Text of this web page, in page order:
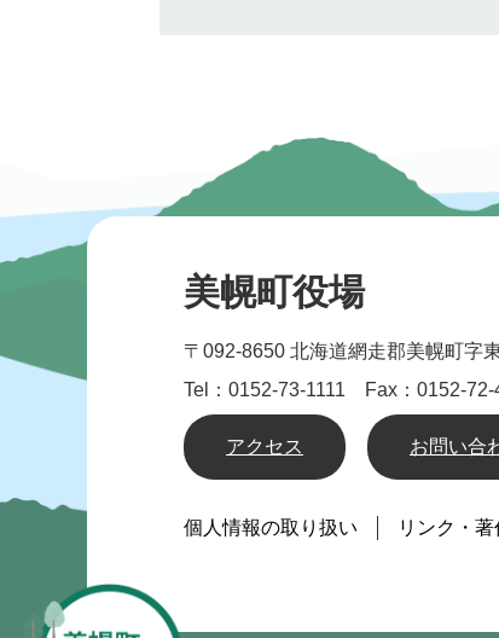
美幌町役場
〒092-8650 北海道網走郡美幌町字
Tel：0152-73-1111 Fax：0152-72-
アクセス お問い合
個人情報の取り扱い リンク・